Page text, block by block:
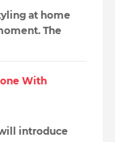
at home
The
With
introduce